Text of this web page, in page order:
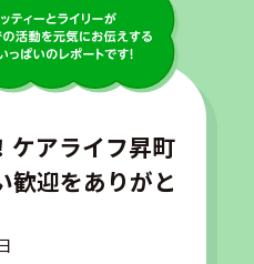
ケアライフ昇町
歓迎をありがと